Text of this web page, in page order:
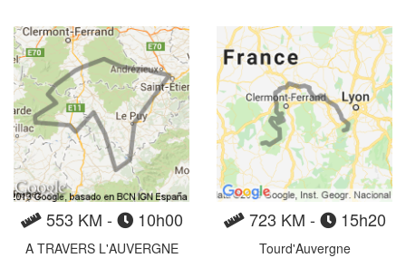
553 KM - 10h00
A TRAVERS L'AUVERGNE
723 KM - 15h20
Tourd'Auvergne